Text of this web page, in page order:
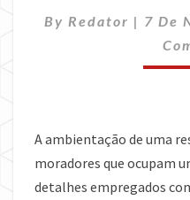
By Redator | 7 De
A ambientação de uma
moradores que ocupam
detalhes empregados